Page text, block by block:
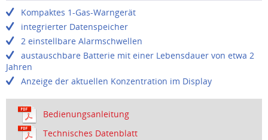
Kompaktes 1-Gas-Warngerät
integrierter Datenspeicher
2 einstellbare Alarmschwellen
austauschbare Batterie mit einer Lebensdauer von etwa 2
Jahren
Anzeige der aktuellen Konzentration im Display
Bedienungsanleitung
Technisches Datenblatt